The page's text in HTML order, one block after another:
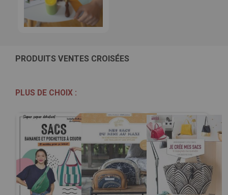
PRODUITS VENTES CROISÉES
PLUS DE CHOIX :